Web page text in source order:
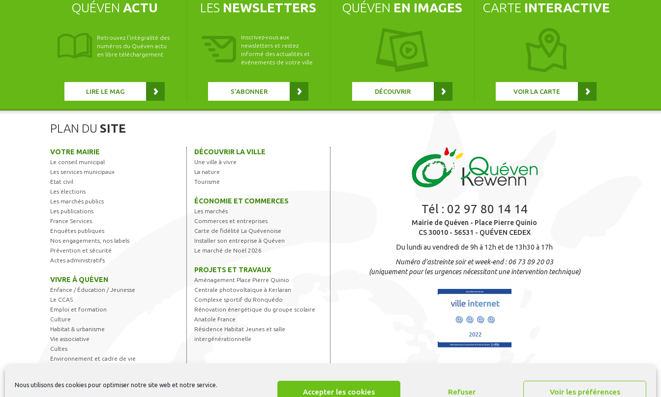
Nous utilisons des cookies pour optimiser notre site web et notre service.
Accepter les cookies Refuser Voir les préférences
QUÉVEN ACTU
Retrouvez l’intégralité des
numéros du Quéven actu
en libre téléchargement
LIRE LE MAG
LES NEWSLETTERS
Inscrivez-vous aux
newsletters et restez
informé des actualités et
événements de votre ville
S’ABONNER
QUÉVEN EN IMAGES
DÉCOUVRIR
CARTE INTERACTIVE
VOIR LA CARTE
PLAN DU SITE
VOTRE MAIRIE
Le conseil municipal
Les services municipaux
Etat civil
Les élections
Les marchés publics
Les publications
France Services
Enquêtes publiques
Nos engagements, nos labels
Prévention et sécurité
Actes administratifs
VIVRE À QUÉVEN
Enfance / Éducation / Jeunesse
Le CCAS
Emploi et formation
Culture
Habitat & urbanisme
Vie associative
Cultes
Environnement et cadre de vie
Règlements et autorisations
DÉCOUVRIR LA VILLE
Une ville à vivre
La nature
Tourisme
ÉCONOMIE ET COMMERCES
Les marchés
Commerces et entreprises
Carte de fidélité La Quévenoise
Installer son entreprise à Quéven
Le marché de Noël 2026
PROJETS ET TRAVAUX
Aménagement Place Pierre Quinio
Centrale photovoltaïque à Kerlaran
Complexe sportif du Ronquédo
Rénovation énergétique du groupe scolaire
Anatole France
Résidence Habitat Jeunes et salle
intergénérationnelle
Tél : 02 97 80 14 14
Mairie de Quéven - Place Pierre Quinio
CS 30010 - 56531 - QUÉVEN CEDEX
Du lundi au vendredi de 9h à 12h et de 13h30 à 17h
Numéro d’astreinte soir et week-end : 06 73 89 20 03
(uniquement pour les urgences nécessitant une intervention technique)